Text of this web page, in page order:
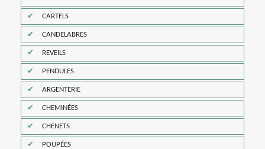
CARTELS
CANDELABRES
REVEILS
PENDULES
ARGENTERIE
CHEMINÉES
CHENETS
POUPÉES